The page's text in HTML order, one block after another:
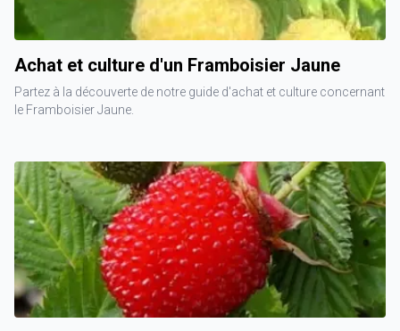
Achat et culture d'un Framboisier Jaune
Partez à la découverte de notre guide d'achat et culture concernant
le Framboisier Jaune.